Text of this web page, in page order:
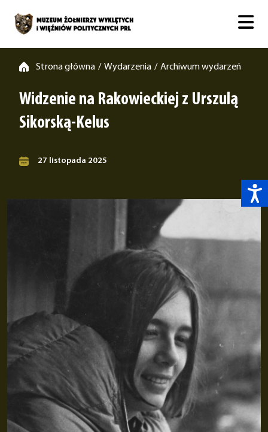
Strona główna / Wydarzenia / Archiwum wydarzeń
Widzenie na Rakowieckiej z Urszulą
Sikorską-Kelus
27 listopada 2025